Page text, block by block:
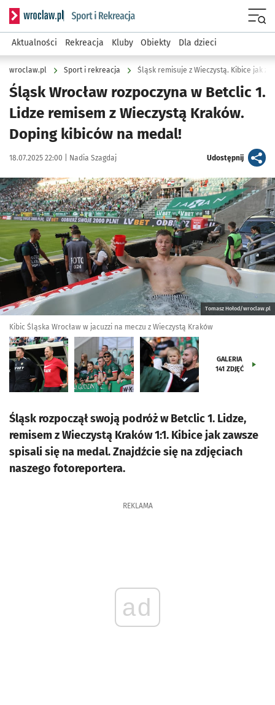
Serwis informacyjny wroclaw.pl podserwis: Sport i rekreacja
Aktualności Rekreacja Kluby Obiekty Dla dzieci
wroclaw.pl Sport i rekreacja Śląsk remisuje z Wieczystą. Kibice jak
Śląsk Wrocław rozpoczyna w Betclic 1.
Lidze remisem z Wieczystą Kraków.
Doping kibiców na medal!
Data publikacji:
18.07.2025 22:00 | Autor:
Nadia Szagdaj Udostępnijartykuł
Kliknij, aby zobaczyć galerię
Tomasz Hołod/wroclaw.pl
Kibic Śląska Wrocław w jacuzzi na meczu z Wieczystą Kraków
GALERIA
141 ZDJĘĆ
Śląsk rozpoczął swoją podróż w Betclic 1. Lidze,
remisem z Wieczystą Kraków 1:1. Kibice jak zawsze
spisali się na medal. Znajdźcie się na zdjęciach
naszego fotoreportera.
REKLAMA
ad